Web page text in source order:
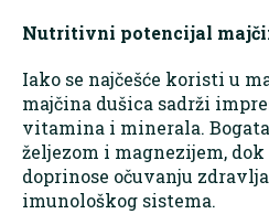
Nutritivni potencijal
Iako se najčešće koristi u
majčina dušica sadrži
vitamina i minerala.
željezom i magnezijem,
doprinose očuvanju
imunološkog sistema.